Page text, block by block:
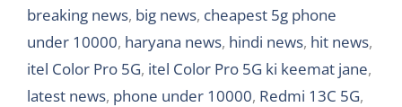
breaking news, big news, cheapest 5g phone
under 10000, haryana news, hindi news, hit news,
itel Color Pro 5G, itel Color Pro 5G ki keemat jane,
latest news, phone under 10000, Redmi 13C 5G,